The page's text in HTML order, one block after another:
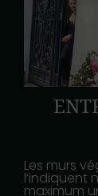
Les murs
l’indiquent
maximum